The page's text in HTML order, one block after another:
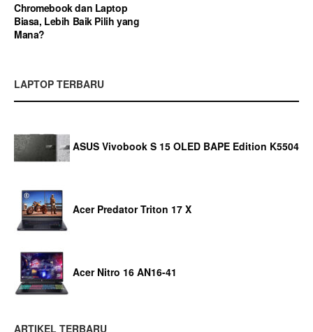
Chromebook dan Laptop
Biasa, Lebih Baik Pilih yang
Mana?
LAPTOP TERBARU
ASUS Vivobook S 15 OLED BAPE Edition K5504
Acer Predator Triton 17 X
Acer Nitro 16 AN16-41
ARTIKEL TERBARU